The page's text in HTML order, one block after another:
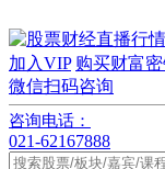
加入VIP 购买财富
微信扫码咨询
咨询电话：
021-62167888